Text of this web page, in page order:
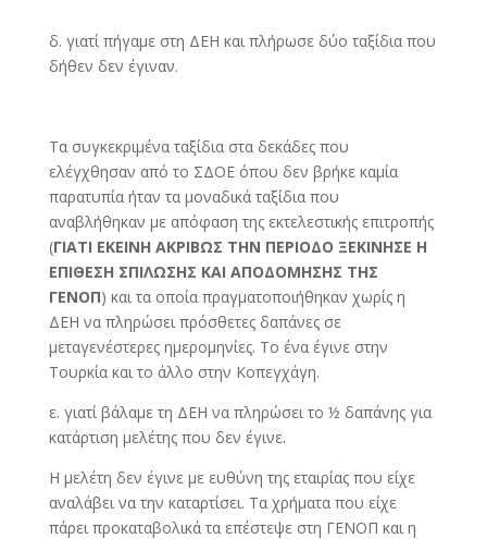
δ. γιατί πήγαμε στη ΔΕΗ και πλήρωσε δύο ταξίδια που
δήθεν δεν έγιναν.
Τα συγκεκριμένα ταξίδια στα δεκάδες που
ελέγχθησαν από το ΣΔΟΕ όπου δεν βρήκε καμία
παρατυπία ήταν τα μοναδικά ταξίδια που
αναβλήθηκαν με απόφαση της εκτελεστικής επιτροπής
(ΓΙΑΤΙ ΕΚΕΙΝΗ ΑΚΡΙΒΩΣ ΤΗΝ ΠΕΡΙΟΔΟ ΞΕΚΙΝΗΣΕ Η
ΕΠΙΘΕΣΗ ΣΠΙΛΩΣΗΣ ΚΑΙ ΑΠΟΔΟΜΗΣΗΣ ΤΗΣ
ΓΕΝΟΠ) και τα οποία πραγματοποιήθηκαν χωρίς η
ΔΕΗ να πληρώσει πρόσθετες δαπάνες σε
μεταγενέστερες ημερομηνίες. Το ένα έγινε στην
Τουρκία και το άλλο στην Κοπεγχάγη.
ε. γιατί βάλαμε τη ΔΕΗ να πληρώσει το ½ δαπάνης για
κατάρτιση μελέτης που δεν έγινε.
Η μελέτη δεν έγινε με ευθύνη της εταιρίας που είχε
αναλάβει να την καταρτίσει. Τα χρήματα που είχε
πάρει προκαταβολικά τα επέστεψε στη ΓΕΝΟΠ και η